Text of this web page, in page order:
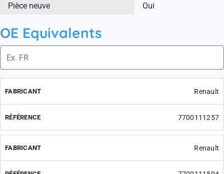
Pièce neuve
Oui
OE Equivalents
Renault
7700111257
Renault